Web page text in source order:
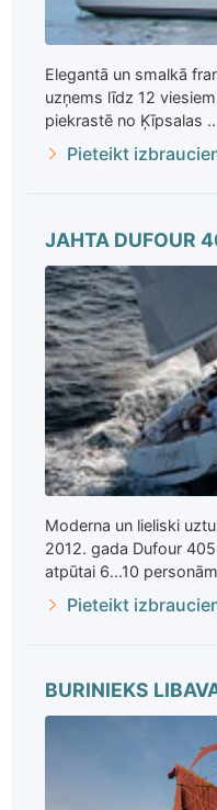
Elegantā un smalkā
uzņems līdz 12
piekrastē no Ķīpsalas
Pieteikt
JAHTA DUFOUR
Moderna un lieliski
2012. gada Dufour
atpūtai 6...10
Pieteikt
BURINIEKS